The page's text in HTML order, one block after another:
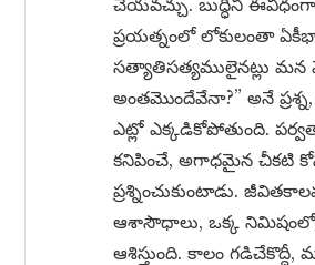
చేయవచ్చు. బుద్ధిని
ప్రయత్నంలో లోకులంతా
సత్యాతిసత్యములైనట్లు
అంతమొందేవేనా?” అనే
ఎట్లో ఎక్కడికోపోతుంది.
కనిపించే, అగాధమైన చీకటి
ప్రశ్నించుకుంటాడు.
ఆశాసౌధాలు, ఒక్క
ఆశిస్తుంది. కాలం